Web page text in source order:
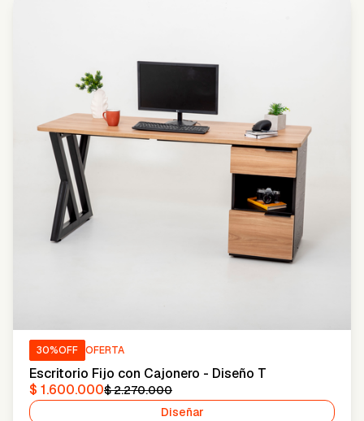
30%OFF OFERTA
Escritorio Fijo con Cajonero - Diseño T
$ 1.600.000$ 2.270.000
Diseñar